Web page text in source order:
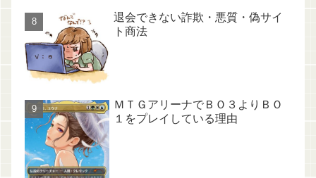
退会できない詐欺・悪質・偽サイ
ト商法
ＭＴＧアリーナでＢＯ３よりＢＯ
１をプレイしている理由